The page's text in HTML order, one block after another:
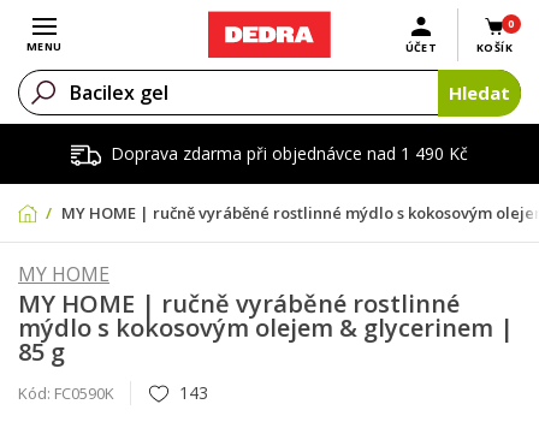
Doprava zdarma při objednávce nad 1 490 Kč
Otevřít menu
MENU
0
KOŠÍK
ÚČET
Hledat
MY HOME | ručně vyráběné rostlinné mýdlo s kokosovým
MY HOME
MY HOME | ručně vyráběné rostlinné
mýdlo s kokosovým olejem & glycerinem |
85 g
Kód: FC0590K 143